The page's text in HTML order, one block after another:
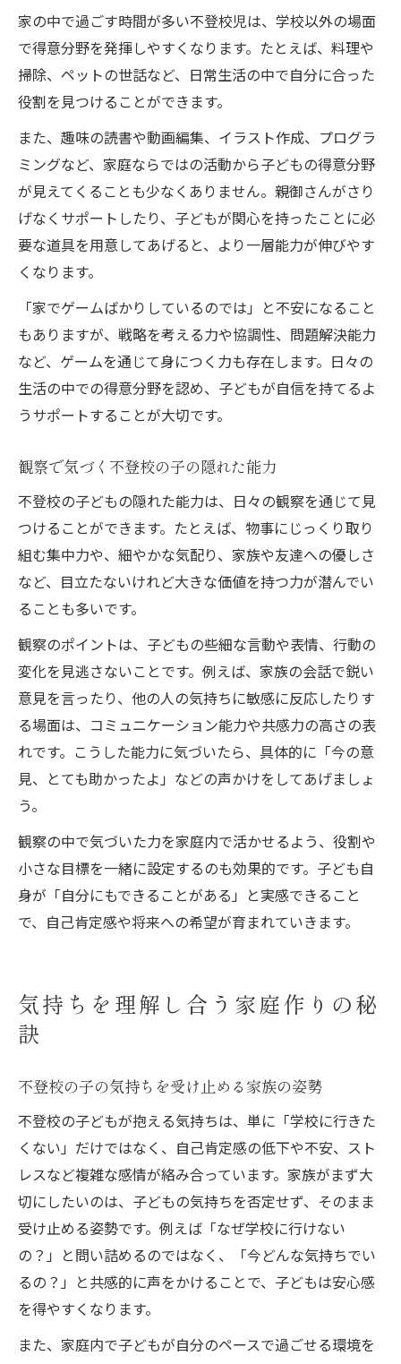
家の中で過ごす時間が多い不登校児は、学校以外の場面
で得意分野を発揮しやすくなります。たとえば、料理や
掃除、ペットの世話など、日常生活の中で自分に合った
役割を見つけることができます。
また、趣味の読書や動画編集、イラスト作成、プログラ
ミングなど、家庭ならではの活動から子どもの得意分野
が見えてくることも少なくありません。親御さんがさり
げなくサポートしたり、子どもが関心を持ったことに必
要な道具を用意してあげると、より一層能力が伸びやす
くなります。
「家でゲームばかりしているのでは」と不安になること
もありますが、戦略を考える力や協調性、問題解決能力
など、ゲームを通じて身につく力も存在します。日々の
生活の中での得意分野を認め、子どもが自信を持てるよ
うサポートすることが大切です。
観察で気づく不登校の子の隠れた能力
不登校の子どもの隠れた能力は、日々の観察を通じて見
つけることができます。たとえば、物事にじっくり取り
組む集中力や、細やかな気配り、家族や友達への優しさ
など、目立たないけれど大きな価値を持つ力が潜んでい
ることも多いです。
観察のポイントは、子どもの些細な言動や表情、行動の
変化を見逃さないことです。例えば、家族の会話で鋭い
意見を言ったり、他の人の気持ちに敏感に反応したりす
る場面は、コミュニケーション能力や共感力の高さの表
れです。こうした能力に気づいたら、具体的に「今の意
見、とても助かったよ」などの声かけをしてあげましょ
う。
観察の中で気づいた力を家庭内で活かせるよう、役割や
小さな目標を一緒に設定するのも効果的です。子ども自
身が「自分にもできることがある」と実感できること
で、自己肯定感や将来への希望が育まれていきます。
気持ちを理解し合う家庭作りの秘
訣
不登校の子の気持ちを受け止める家族の姿勢
不登校の子どもが抱える気持ちは、単に「学校に行きた
くない」だけではなく、自己肯定感の低下や不安、スト
レスなど複雑な感情が絡み合っています。家族がまず大
切にしたいのは、子どもの気持ちを否定せず、そのまま
受け止める姿勢です。例えば「なぜ学校に行けない
の？」と問い詰めるのではなく、「今どんな気持ちでい
るの？」と共感的に声をかけることで、子どもは安心感
を得やすくなります。
また、家庭内で子どもが自分のペースで過ごせる環境を